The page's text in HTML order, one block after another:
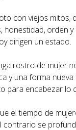
con viejos
honestidad, orden
dirigen un estado.
rostro de mujer
y una forma
para encabezar lo
el tiempo de
se